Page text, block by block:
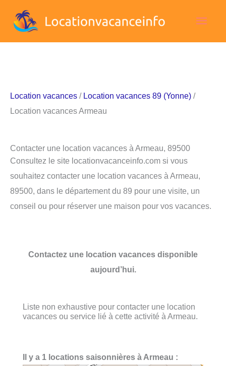
Location vacances / Location vacances 89 (Yonne) /
Location vacances Armeau
Contacter une location vacances à Armeau, 89500
Consultez le site locationvacanceinfo.com si vous
souhaitez contacter une location vacances à Armeau,
89500, dans le département du 89 pour une visite, un
conseil ou pour réserver une maison pour vos vacances.
Contactez une location vacances disponible
aujourd’hui.
Liste non exhaustive pour contacter une location
vacances ou service lié à cette activité à Armeau.
Il y a 1 locations saisonnières à Armeau :